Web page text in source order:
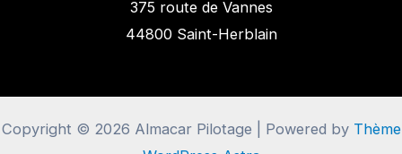
375 route de Vannes
44800 Saint-Herblain
Copyright © 2026 Almacar Pilotage | Powered by Thème